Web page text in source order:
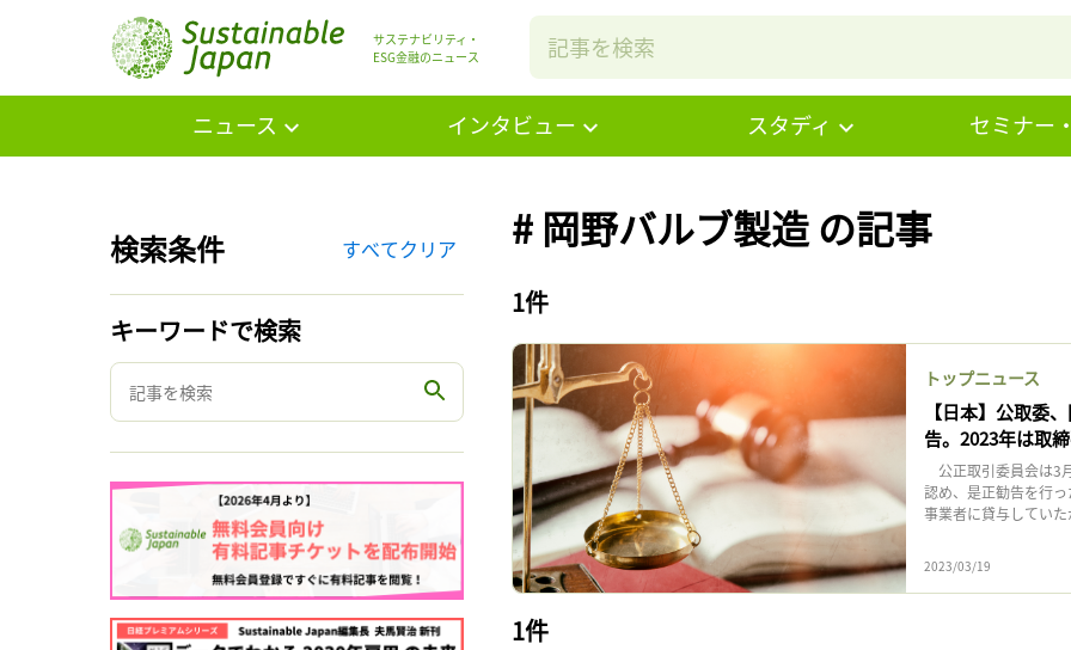
サステナビリティ・
ESG金融のニュース
ニュース インタビュー スタディ セミナー
検索条件 すべてクリア
キーワードで検索
# 岡野バルブ製造 の記事
1件
トップニュース
【日本】公取委
告。2023年は取
公正取引委員会は3
認め、是正勧告を行
事業者に貸与してい
2023/03/19
1件